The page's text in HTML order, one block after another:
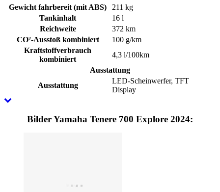
Gewicht fahrbereit (mit ABS)
211 kg
Tankinhalt
16 l
Reichweite
372 km
CO²-Ausstoß kombiniert
100 g/km
Kraftstoffverbrauch
kombiniert
4,3 l/100km
Ausstattung
Ausstattung
LED-Scheinwerfer, TFT
Display
Bilder Yamaha Tenere 700 Explore 2024: